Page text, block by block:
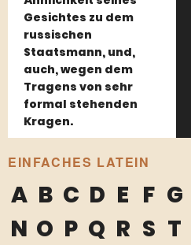
Gesichtes zu dem
russischen
Staatsmann, und,
auch, wegen dem
Tragens von sehr
formal stehenden
Kragen.
EINFACHES LATEIN
A B C D E F G
N O P Q R S T